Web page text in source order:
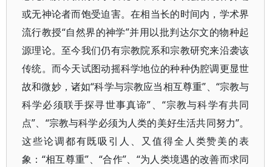
或无神论者而饱受迫害。在相当长的时间内，学术界
流行教授“自然界的神学”并用以批判达尔文的物种起
源理论。至今我们仍有宗教院系和宗教研究来沿袭该
传统。而今天试图动摇科学地位的种种伪腔调更显世
故和微妙，诸如“科学与宗教应当相互尊重”、“宗教与
科学必须联手探寻世事真谛”、“宗教与科学有共同
点”、“宗教与科学必须为人类的美好生活共同努力”。
这些论调都有既吸引人、又值得全人类赞美的表
象：“相互尊重”、“合作”、“为人类境遇的改善而求同